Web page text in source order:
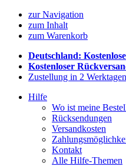
zur Navigation
zum Inhalt
zum Warenkorb
Deutschland:
Kostenloser
Zustellung in 2
Hilfe
Wo ist meine
Rücksendungen
Versandkosten
Kontakt
Alle Hilfe-Themen